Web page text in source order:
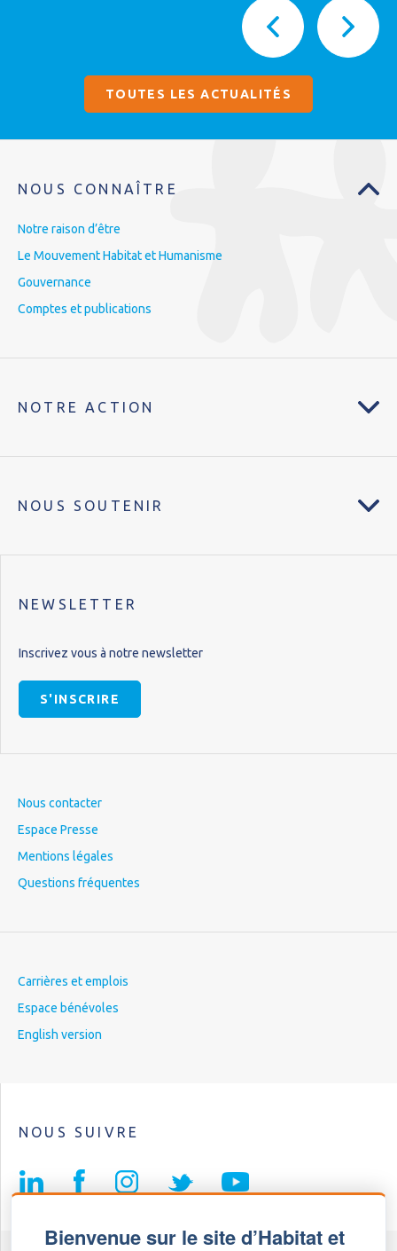
Bienvenue sur le site d’Habitat et
TOUTES LES ACTUALITÉS
NOUS CONNAÎTRE
Notre raison d’être
Le Mouvement Habitat et Humanisme
Gouvernance
Comptes et publications
NOTRE ACTION
NOUS SOUTENIR
NEWSLETTER
Inscrivez vous à notre newsletter
S'INSCRIRE
Nous contacter
Espace Presse
Mentions légales
Questions fréquentes
Carrières et emplois
Espace bénévoles
English version
NOUS SUIVRE